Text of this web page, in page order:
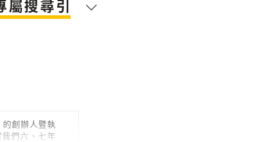
屬搜尋引
創辦人暨執
們六、七年